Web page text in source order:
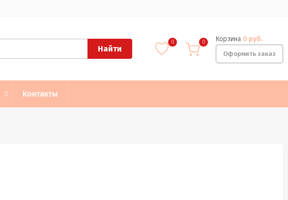
Найти
0 0 Корзина 0 руб.
Оформить заказ
Контакты